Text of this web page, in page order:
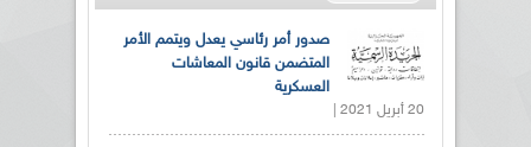
صدور أمر رئاسي يعدل ويتمم الأمر
المتضمن قانون المعاشات
العسكرية
20 أبريل 2021 |